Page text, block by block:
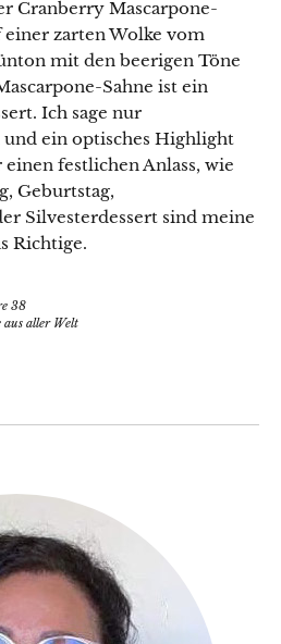
Cranberry Mascarpone-
einer zarten Wolke vom
mit den beerigen Töne
Sahne ist ein
Ich sage nur
und ein optisches Highlight
festlichen Anlass, wie
Geburtstag,
Silvesterdessert sind meine
Richtige.
38
aus aller Welt